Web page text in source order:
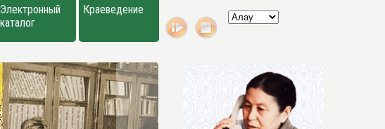
Электронный
каталог
Краеведение